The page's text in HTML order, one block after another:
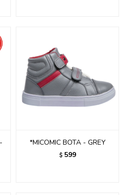
*MICOMIC BOTA - GREY
$ 599